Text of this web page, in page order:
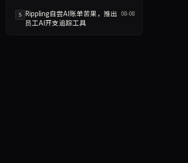
5 Rippling自尝AI账单苦果，推出
员工AI开支追踪工具
08-08